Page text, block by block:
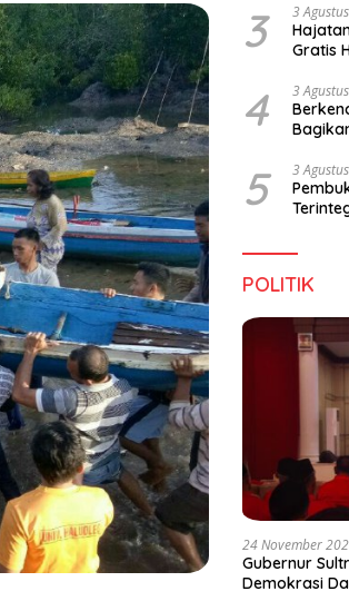
3 3
Gratis
4 3
5 3
POLITIK
24 November
Gubernur
Demokrasi